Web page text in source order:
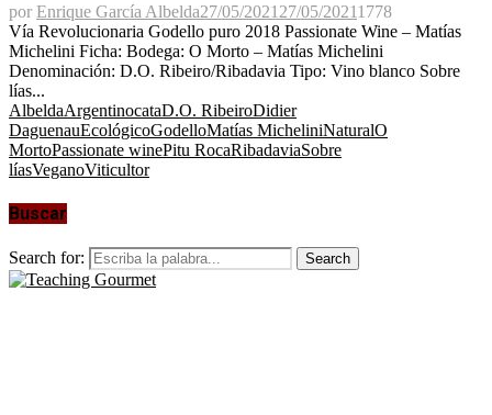
por Enrique García Albelda27/05/2021 27/05/20211778
Vía Revolucionaria Godello puro 2018 Passionate Wine – Matías
Michelini Ficha: Bodega: O Morto – Matías Michelini
Denominación: D.O. Ribeiro/Ribadavia Tipo: Vino blanco Sobre
lías...
AlbeldaArgentinocataD.O. RibeiroDidier
DaguenauEcológicoGodelloMatías MicheliniNaturalO
MortoPassionate winePitu RocaRibadaviaSobre
líasVeganoViticultor
Buscar
Search for: Search